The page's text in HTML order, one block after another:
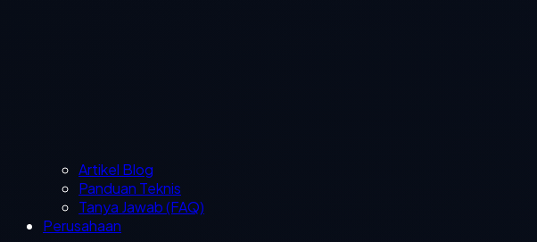
Artikel Blog
Panduan Teknis
Tanya Jawab (FAQ)
Perusahaan